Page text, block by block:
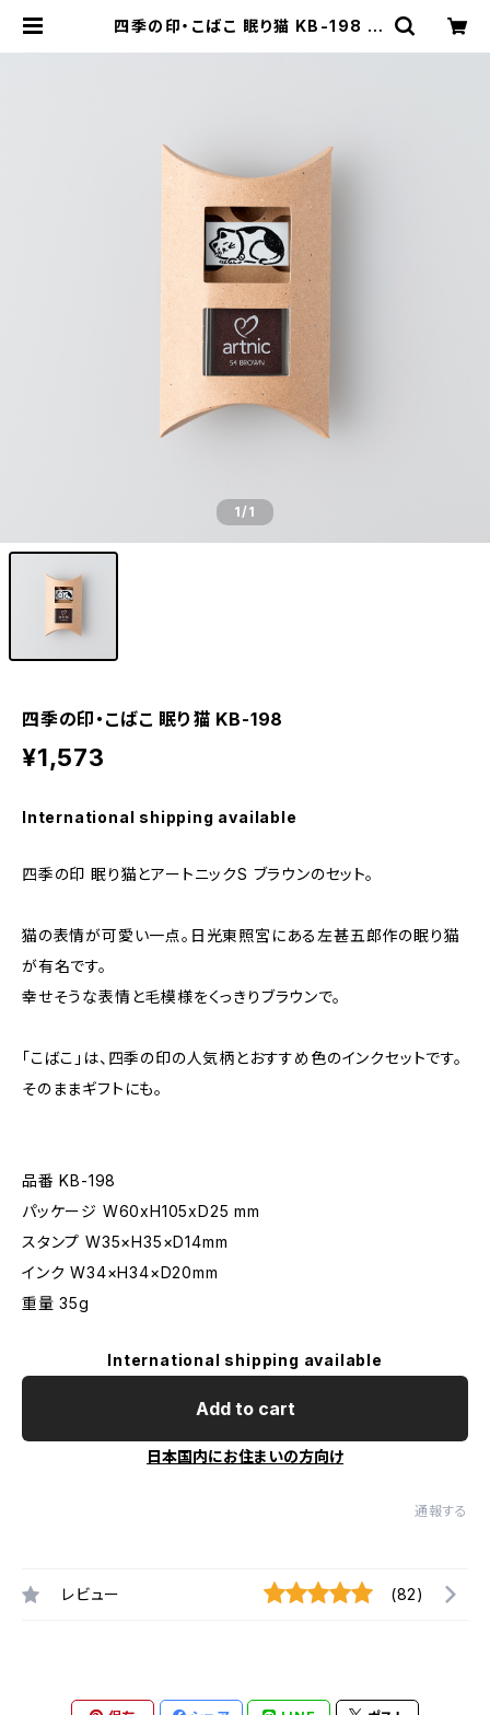
四季の印・こばこ 眠り猫 KB-198 |
1/1
四季の印・こばこ 眠り猫 KB-198
¥1,573
International shipping available
四季の印 眠り猫とアートニックS ブラウンのセット。
猫の表情が可愛い一点。日光東照宮にある左甚五郎作の眠り猫
が有名です。
幸せそうな表情と毛模様をくっきりブラウンで。
「こばこ」は、四季の印の人気柄とおすすめ色のインクセットです。
そのままギフトにも。
品番 KB-198
パッケージ W60xH105xD25 mm
スタンプ W35×H35×D14mm
インク W34×H34×D20mm
重量 35g
International shipping available
Add to cart
日本国内にお住まいの方向け
通報する
レビュー (82)